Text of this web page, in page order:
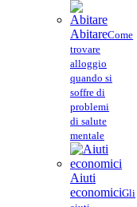
AbitareCome
trovare
alloggio
quando si
soffre di
problemi
di salute
mentale
Aiuti
economiciGli